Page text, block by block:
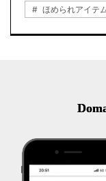
ほめられアイテ